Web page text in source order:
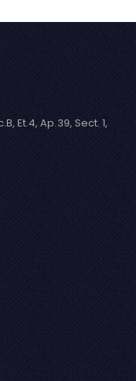
Et.4, Ap.39, Sect. 1,